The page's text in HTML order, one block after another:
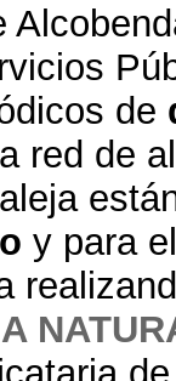
de
red de
y para el